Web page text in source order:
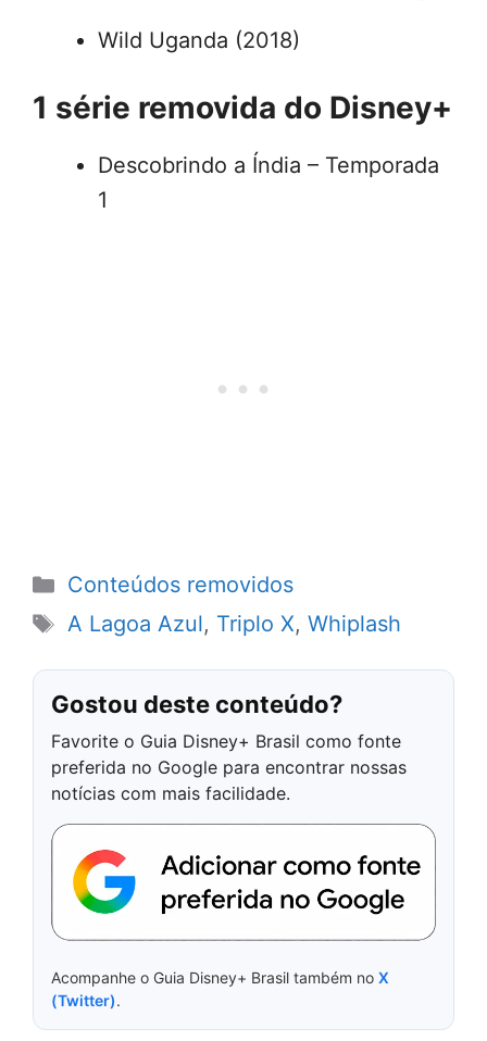
Wild Uganda (2018)
1 série removida do Disney+
Descobrindo a Índia – Temporada
1
Categorias
Conteúdos removidos
Tags
A Lagoa Azul, Triplo X, Whiplash
Gostou deste conteúdo?
Favorite o Guia Disney+ Brasil como fonte
preferida no Google para encontrar nossas
notícias com mais facilidade.
Acompanhe o Guia Disney+ Brasil também no X
(Twitter).